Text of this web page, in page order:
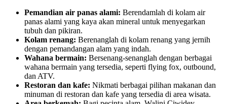
Pemandian air panas alami: Berendamlah di kolam air
panas alami yang kaya akan mineral untuk menyegarkan
tubuh dan pikiran.
Kolam renang: Berenanglah di kolam renang yang jernih
dengan pemandangan alam yang indah.
Wahana bermain: Bersenang-senanglah dengan berbagai
wahana bermain yang tersedia, seperti flying fox, outbound,
dan ATV.
Restoran dan kafe: Nikmati berbagai pilihan makanan dan
minuman di restoran dan kafe yang tersedia di area wisata.